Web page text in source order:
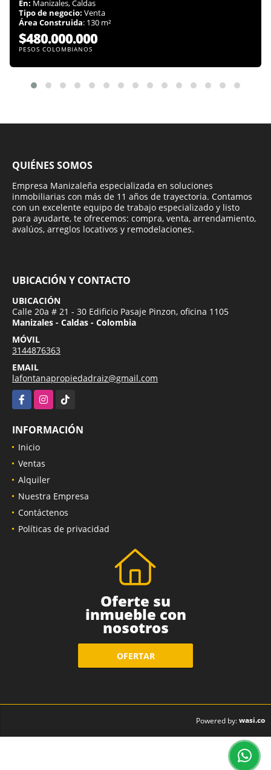
En: Manizales, Caldas
Tipo de negocio: Venta
Área Construida: 130 m²
$480.000.000
PESOS COLOMBIANOS
QUIÉNES SOMOS
Empresa Manizaleña especializada en soluciones
inmobiliarias con más de 11 años de trayectoria. Contamos
con un excelente equipo de trabajo especializado y listo
para ayudarte, te ofrecemos: compra, venta, arrendamiento,
avalúos, arreglos locativos y remodelaciones.
UBICACIÓN Y CONTACTO
UBICACIÓN
Calle 20a # 21 - 30 Edificio Pasaje Pinzon, oficina 1105
Manizales - Caldas - Colombia
MÓVIL
3144876363
EMAIL
lafontanapropiedadraiz@gmail.com
FacebookInstagramTikTok
INFORMACIÓN
Inicio
Ventas
Alquiler
Nuestra Empresa
Contáctenos
Políticas de privacidad
Oferte su
inmueble con
nosotros
OFERTAR
Powered by:wasi.co